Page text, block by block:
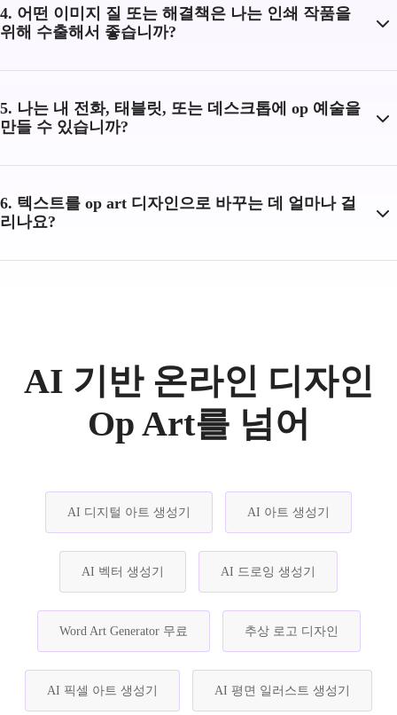
4. 어떤 이미지 질 또는 해결책은 나는 인쇄 작품을
위해 수출해서 좋습니까?
5. 나는 내 전화, 태블릿, 또는 데스크톱에 op 예술을
만들 수 있습니까?
6. 텍스트를 op art 디자인으로 바꾸는 데 얼마나 걸
리나요?
AI 기반 온라인 디자인
Op Art를 넘어
AI 디지털 아트 생성기 AI 아트 생성기
AI 벡터 생성기 AI 드로잉 생성기
Word Art Generator 무료 추상 로고 디자인
AI 픽셀 아트 생성기 AI 평면 일러스트 생성기